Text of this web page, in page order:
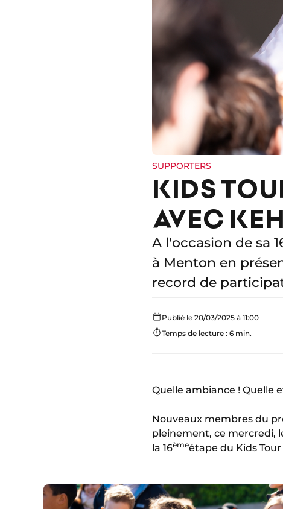
SUPPORTERS
KIDS
AVEC
A l'occasion de sa
à Menton en
record de
Publié le 20/03/2025 à 11:00
Temps de lecture : 6 min.
Quelle ambiance ! Quelle
Nouveaux membres du
pleinement, ce mercredi,
la 16èmeétape du Kids Tour